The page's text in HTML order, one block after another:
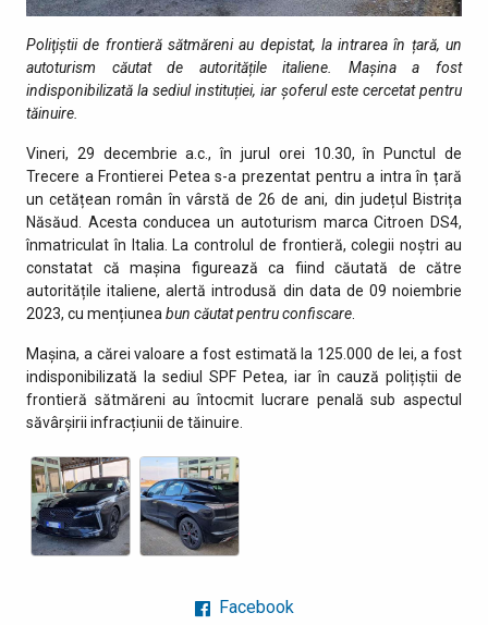
Poliţiştii de frontieră sătmăreni au depistat, la intrarea în țară, un
autoturism căutat de autoritățile italiene
Mașina a fost
indisponibilizată la sediul instituției, iar șoferul este cercetat pentru
tăinuire.
Vineri, 29 decembrie a.c., în jurul orei 10.30, în Punctul de
Trecere a Frontierei Petea s-a prezentat pentru a intra în țară
un cetățean român în vârstă de 26 de ani, din județul Bistrița
Năsăud. Acesta conducea un autoturism marca Citroen DS4,
înmatriculat în Italia. La controlul de frontieră, colegii noștri au
constatat că mașina figurează ca fiind căutată de către
autoritățile italiene, alertă introdusă din data de 09 noiembrie
2023, cu mențiunea bun căutat pentru confiscare
Mașina, a cărei valoare a fost estimată la 125.000 de lei, a fost
indisponibilizată la sediul SPF Petea, iar în cauză polițiștii de
frontieră sătmăreni au întocmit lucrare penală sub aspectul
săvârșirii infracțiunii de tăinuire.
Facebook